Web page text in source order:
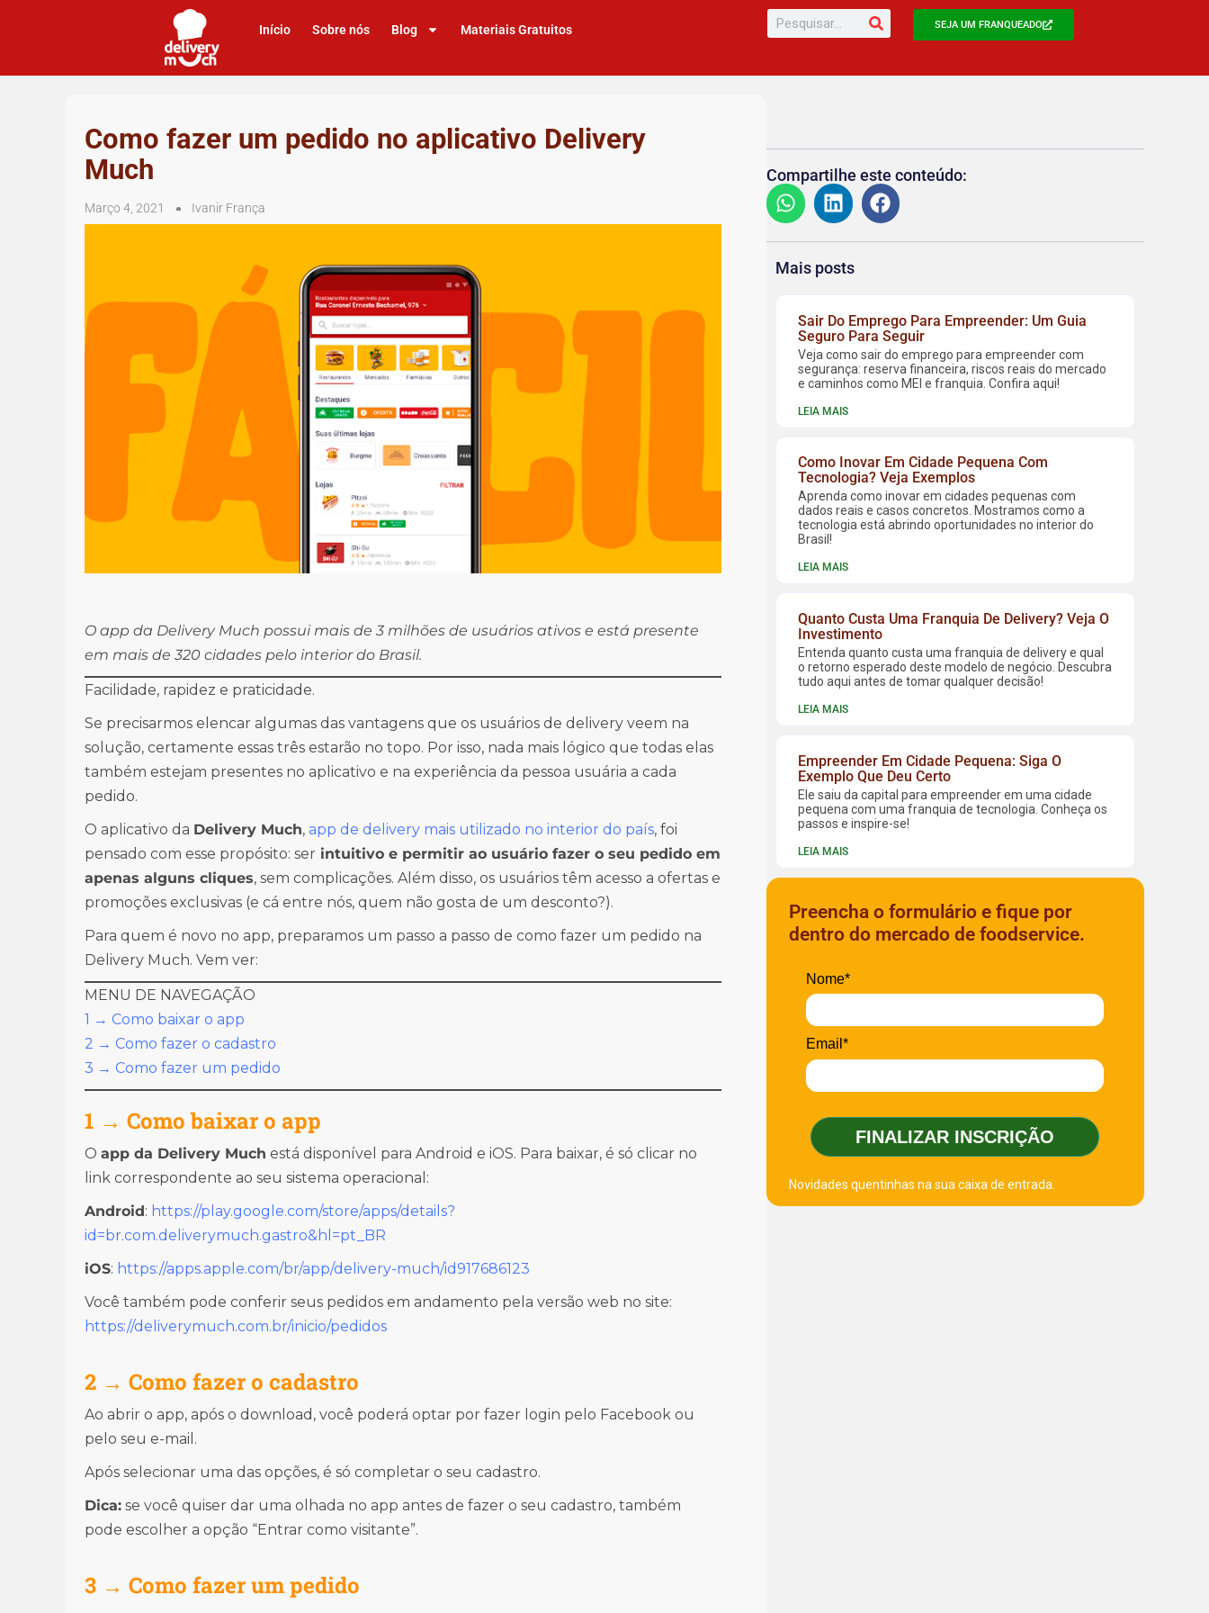
Início Sobre nós Blog Materiais Gratuitos SEJA UM FRANQUEADO
Como fazer um pedido no aplicativo Delivery
Much
Março 4, 2021 Ivanir França
O app da Delivery Much possui mais de 3 milhões de usuários ativos e está presente
em mais de 320 cidades pelo interior do Brasil.
Facilidade, rapidez e praticidade.
Se precisarmos elencar algumas das vantagens que os usuários de delivery veem na
solução, certamente essas três estarão no topo. Por isso, nada mais lógico que todas elas
também estejam presentes no aplicativo e na experiência da pessoa usuária a cada
pedido.
O aplicativo da Delivery Much, app de delivery mais utilizado no interior do país, foi
pensado com esse propósito: ser intuitivo e permitir ao usuário fazer o seu pedido em
apenas alguns cliques, sem complicações. Além disso, os usuários têm acesso a ofertas e
promoções exclusivas (e cá entre nós, quem não gosta de um desconto?).
Para quem é novo no app, preparamos um passo a passo de como fazer um pedido na
Delivery Much. Vem ver:
MENU DE NAVEGAÇÃO
1 → Como baixar o app
2 → Como fazer o cadastro
3 → Como fazer um pedido
1 → Como baixar o app
O app da Delivery Much está disponível para Android e iOS. Para baixar, é só clicar no
link correspondente ao seu sistema operacional:
Android: https://play.google.com/store/apps/details?
id=br.com.deliverymuch.gastro&hl=pt_BR
iOS: https://apps.apple.com/br/app/delivery-much/id917686123
Você também pode conferir seus pedidos em andamento pela versão web no site:
https://deliverymuch.com.br/inicio/pedidos
2 → Como fazer o cadastro
Ao abrir o app, após o download, você poderá optar por fazer login pelo Facebook ou
pelo seu e-mail.
Após selecionar uma das opções, é só completar o seu cadastro.
Dica: se você quiser dar uma olhada no app antes de fazer o seu cadastro, também
pode escolher a opção “Entrar como visitante”.
3 → Como fazer um pedido
Compartilhe este conteúdo:
Mais posts
Sair Do Emprego Para Empreender: Um Guia
Seguro Para Seguir
Veja como sair do emprego para empreender com
segurança: reserva financeira, riscos reais do mercado
e caminhos como MEI e franquia. Confira aqui!
LEIA MAIS
Como Inovar Em Cidade Pequena Com
Tecnologia? Veja Exemplos
Aprenda como inovar em cidades pequenas com
dados reais e casos concretos. Mostramos como a
tecnologia está abrindo oportunidades no interior do
Brasil!
LEIA MAIS
Quanto Custa Uma Franquia De Delivery? Veja O
Investimento
Entenda quanto custa uma franquia de delivery e qual
o retorno esperado deste modelo de negócio. Descubra
tudo aqui antes de tomar qualquer decisão!
LEIA MAIS
Empreender Em Cidade Pequena: Siga O
Exemplo Que Deu Certo
Ele saiu da capital para empreender em uma cidade
pequena com uma franquia de tecnologia. Conheça os
passos e inspire-se!
LEIA MAIS
Preencha o formulário e fique por
dentro do mercado de foodservice.
Nome*
Email*
FINALIZAR INSCRIÇÃO
Novidades quentinhas na sua caixa de entrada.